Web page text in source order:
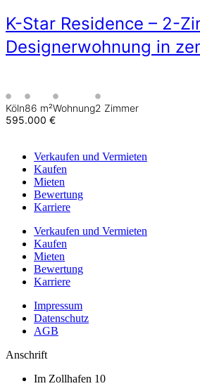
K-Star Residence – 2-
Designerwohnung in
Köln86 m²Wohnung2 Zimmer
595.000 €
Verkaufen und Vermieten
Kaufen
Mieten
Bewertung
Karriere
Verkaufen und Vermieten
Kaufen
Mieten
Bewertung
Karriere
Impressum
Datenschutz
AGB
Anschrift
Im Zollhafen 10